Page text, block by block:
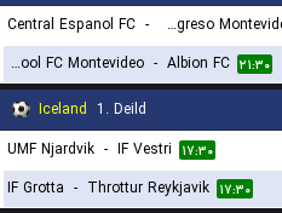
Central Espanol FC - CA Progreso Montevideo
Liverpool FC Montevideo
- Albion FC ۲۱:۳۰
Iceland 1. Deild
UMF Njardvik - IF Vestri ۱۷:۳۰
IF Grotta - Throttur Reykjavik ۱۷:۳۰